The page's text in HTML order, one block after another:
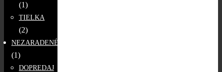
(1)
TIELKA
(2)
NEZARADENÉ
(1)
DOPREDAJ